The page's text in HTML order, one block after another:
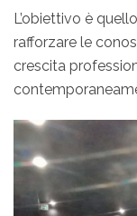
L’obiettivo è
rafforzare le
crescita